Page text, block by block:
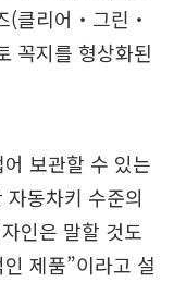
(클리어‧그린‧
꼭지를 형상화된
보관할 수 있는
동차키 수준의
인은 말할 것도
제품”이라고 설